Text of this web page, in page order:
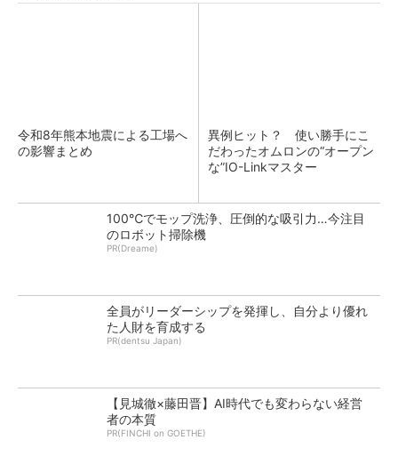
令和8年熊本地震による工場へ
の影響まとめ
異例ヒット？ 使い勝手にこ
だわったオムロンの“オープン
な”IO-Linkマスター
100℃でモップ洗浄、圧倒的な吸引力…今注目
のロボット掃除機
PR(Dreame)
全員がリーダーシップを発揮し、自分より優れ
た人財を育成する
PR(dentsu Japan)
【見城徹×藤田晋】AI時代でも変わらない経営
者の本質
PR(FINCHI on GOETHE)